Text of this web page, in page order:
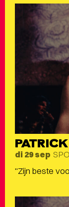
di 29 sep
"Zijn beste